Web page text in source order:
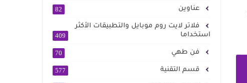
عناوين 82
فلاتر لايت روم موبايل والتطبيقات الأكثر
استخداما
409
فن طهي 70
قسم التقنية 577